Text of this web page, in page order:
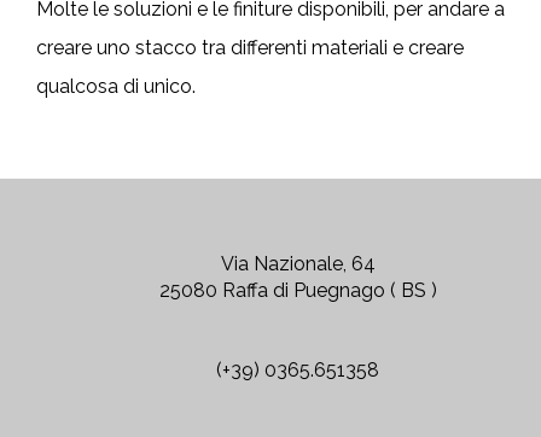
Molte le soluzioni e le finiture disponibili, per andare a
creare uno stacco tra differenti materiali e creare
qualcosa di unico.
Via Nazionale, 64
25080 Raffa di Puegnago ( BS )
(+39) 0365.651358